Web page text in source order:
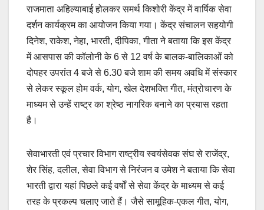
राजमाता अहिल्याबाई होलकर समर्थ किशोरी केंद्र में वार्षिक सेवा
दर्शन कार्यक्रम का आयोजन किया गया। केंद्र संचालन सहयोगी
दिनेश, राकेश, नेहा, भारती, दीपिका, गीता ने बताया कि इस केंद्र
में आसपास की कॉलोनी के 6 से 12 वर्ष के बालक-बालिकाओं को
दोपहर उपरांत 4 बजे से 6.30 बजे शाम की समय अवधि में संस्कार
से लेकर स्कूल होम वर्क, योग, खेल देशभक्ति गीत, मंत्रोचारण के
माध्यम से उन्हें राष्ट्र का श्रेष्ठ नागरिक बनाने का प्रयास रहता
है।
सेवाभारती एवं प्रचार विभाग राष्ट्रीय स्वयंसेवक संघ से राजेंद्र,
शेर सिंह, दलील, सेवा विभाग से निरंजन व उमेश ने बताया कि सेवा
भारती द्वारा यहां पिछले कई वर्षों से सेवा केंद्र के माध्यम से कई
तरह के प्रकल्प चलाए जाते हैं। जैसे सामूहिक-एकल गीत, योग,